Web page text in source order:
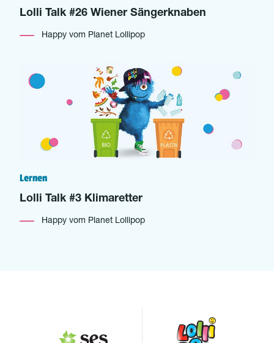
Lolli Talk #26 Wiener Sängerknaben
Happy vom Planet Lollipop
Lernen
Lolli Talk #3 Klimaretter
Happy vom Planet Lollipop